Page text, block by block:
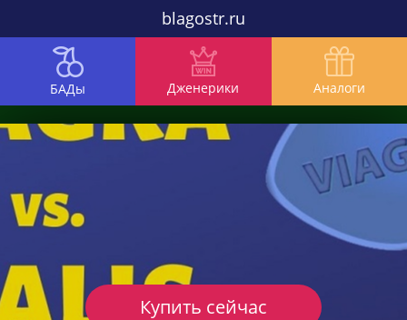
blagostr.ru
БАДы Дженерики Аналоги
Купить сейчас